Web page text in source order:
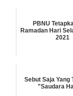
PBNU
Ramadan Hari
2021
Sebut Saja Yang
"Saudara